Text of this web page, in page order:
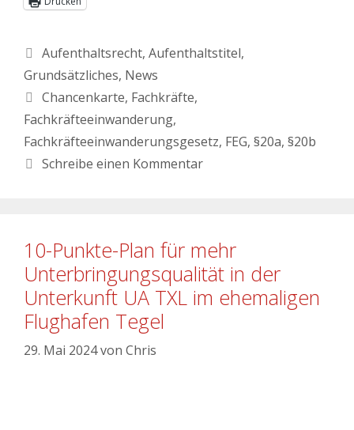
Aufenthaltsrecht, Aufenthaltstitel,
Grundsätzliches, News
Chancenkarte, Fachkräfte,
Fachkräfteeinwanderung,
Fachkräfteeinwanderungsgesetz, FEG, §20a, §20b
Schreibe einen Kommentar
10-Punkte-Plan für mehr
Unterbringungsqualität in der
Unterkunft UA TXL im ehemaligen
Flughafen Tegel
29. Mai 2024von Chris